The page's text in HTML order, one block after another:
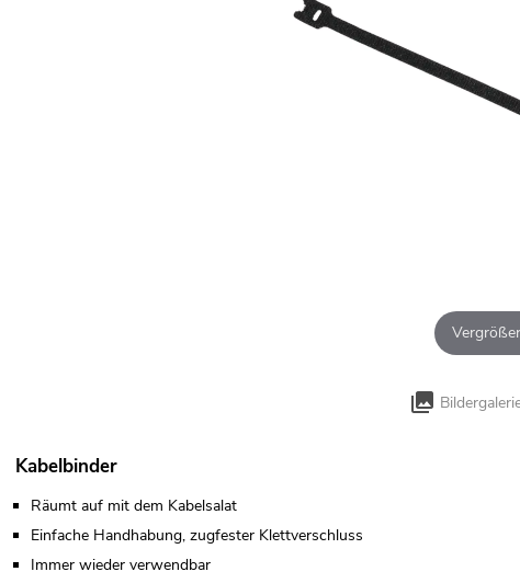
Kabelbinder
Räumt auf mit dem Kabelsalat
Einfache Handhabung, zugfester Klettverschluss
Immer wieder verwendbar